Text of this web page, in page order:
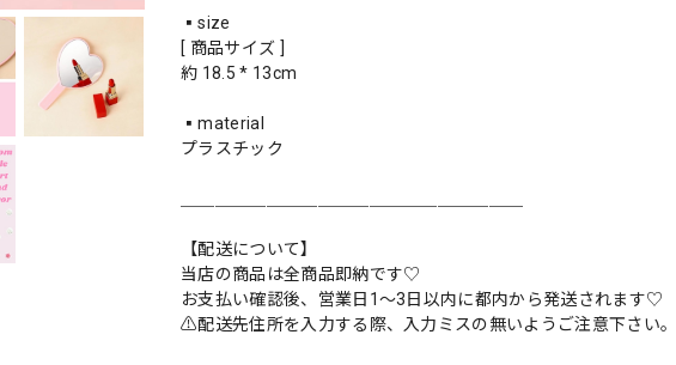
▪️size
[ 商品サイズ ]
約 18.5 * 13cm
▪️material
プラスチック
【配送について】
当店の商品は全商品即納です♡︎
お支払い確認後、営業日1〜3日以内に都内から発送されます♡
⚠︎配送先住所を入力する際、入力ミスの無いようご注意下さい。